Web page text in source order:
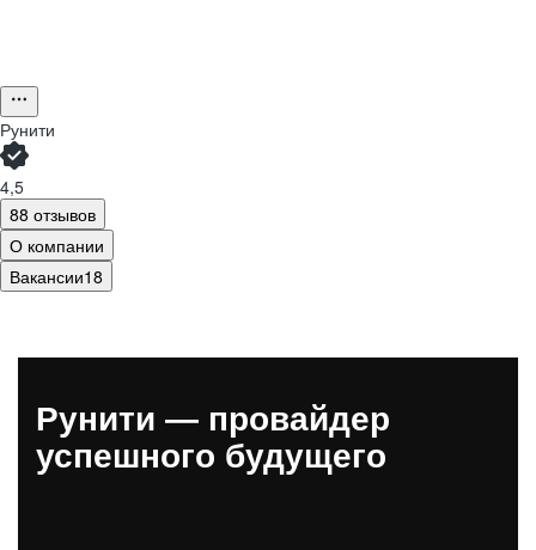
Рунити
4,5
88 отзывов
О компании
Вакансии18
Рунити — провайдер
успешного будущего